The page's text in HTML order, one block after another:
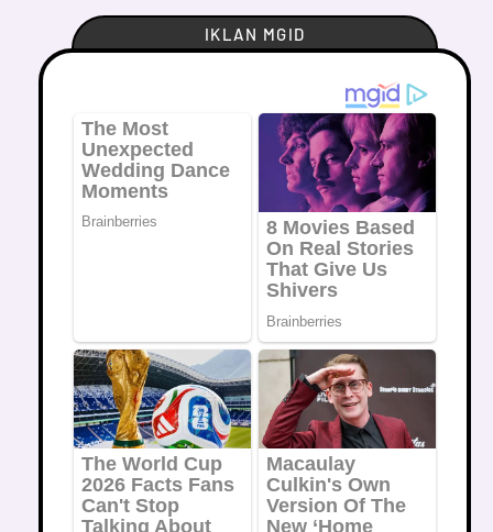
IKLAN MGID